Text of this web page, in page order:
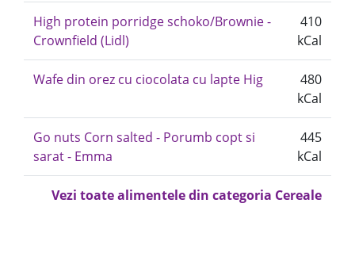
High protein porridge schoko/Brownie -
Crownfield (Lidl)
410
kCal
Wafe din orez cu ciocolata cu lapte Hig
480
kCal
Go nuts Corn salted - Porumb copt si
sarat - Emma
445
kCal
Vezi toate alimentele din categoria Cereale